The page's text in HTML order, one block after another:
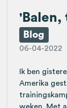
'Balen,
Blog
06-04-2022
Ik ben
Amerika
weken. Met